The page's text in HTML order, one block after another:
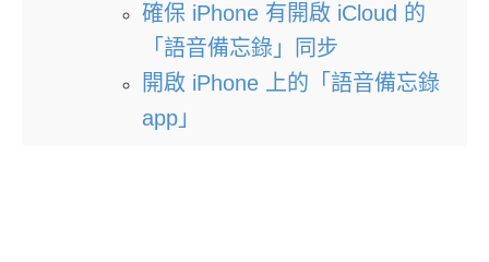
確保 iPhone 有開啟 iCloud 的
「語音備忘錄」同步
開啟 iPhone 上的「語音備忘錄
app」